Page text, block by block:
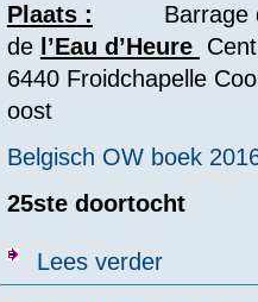
Plaats: Barrage de
de l’Eau d’Heure
6440 Froidchapelle
oost
Belgisch OW boek
25ste doortocht
Lees verderover 25e